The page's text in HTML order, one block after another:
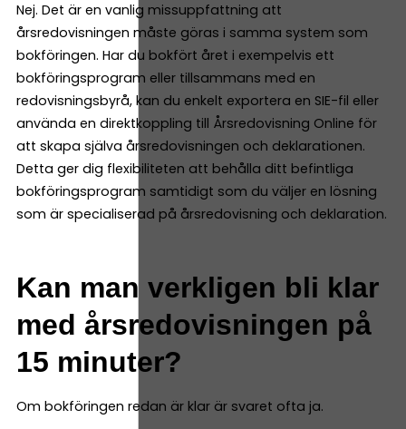
Nej. Det är en vanlig missuppfattning att
årsredovisningen måste göras i samma system som
bokföringen. Har du bokfört året i exempelvis ett
bokföringsprogram eller tillsammans med en
redovisningsbyrå, kan du enkelt exportera en SIE-fil eller
använda en direktkoppling till Årsredovisning Online för
att skapa själva årsredovisningen och deklarationen.
Detta ger dig flexibiliteten att behålla ditt befintliga
bokföringsprogram samtidigt som du väljer en lösning
som är specialiserad på årsredovisning och deklaration.
Kan man verkligen bli klar
med årsredovisningen på
15 minuter?
Om bokföringen redan är klar är svaret ofta ja.